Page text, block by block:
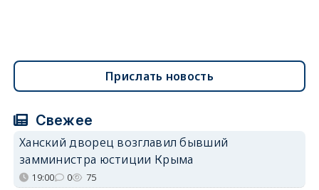
Прислать новость
Свежее
Ханский дворец возглавил бывший
замминистра юстиции Крыма
19:00 0 75